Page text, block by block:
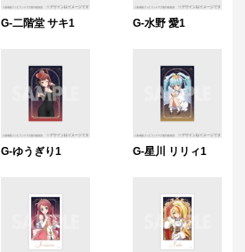
G-二階堂 サキ1 G-水野 愛1
G-ゆうぎり1 G-星川 リリィ1